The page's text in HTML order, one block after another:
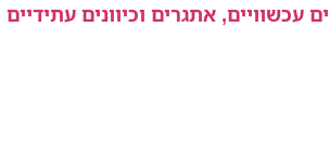
עכשוויים, אתגרים וכיוונים עתידיים